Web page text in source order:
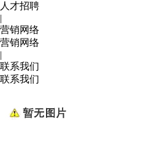
人才招聘
|
营销网络
营销网络
|
联系我们
联系我们